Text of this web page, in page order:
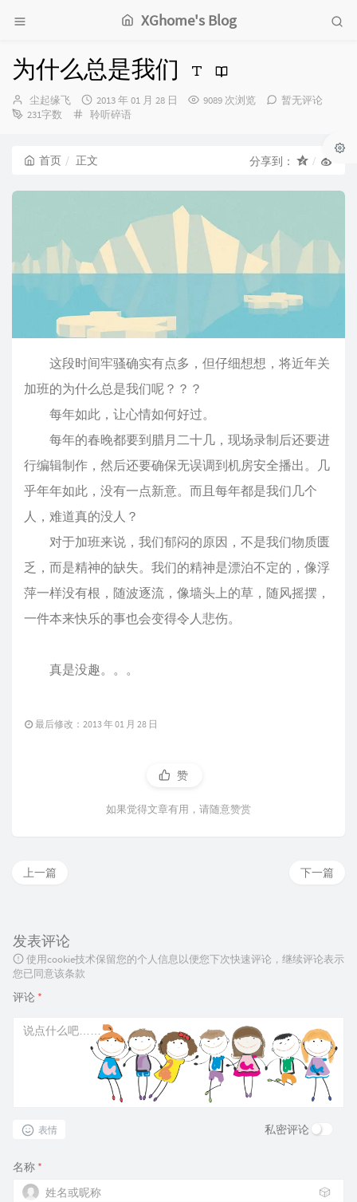
XGhome's Blog
为什么总是我们
博
主：
尘起缘飞
发
布
2013 年 01 月 28 日 9089 次浏览
暂无评论
231字数
分
聆听碎语
首页 正文 分享到：
这段时间牢骚确实有点多，但仔细想想，将近年关
加班的为什么总是我们呢？？？
每年如此，让心情如何好过。
每年的春晚都要到腊月二十几，现场录制后还要进
行编辑制作，然后还要确保无误调到机房安全播出。几
乎年年如此，没有一点新意。而且每年都是我们几个
人，难道真的没人？
对于加班来说，我们郁闷的原因，不是我们物质匮
乏，而是精神的缺失。我们的精神是漂泊不定的，像浮
萍一样没有根，随波逐流，像墙头上的草，随风摇摆，
一件本来快乐的事也会变得令人悲伤。
真是没趣。。。
最后修改：2013 年 01 月 28 日
赞
如果觉得文章有用，请随意赞赏
下一篇
上一篇
发表评论
使用cookie技术保留您的个人信息以便您下次快速评论，继续评论表示
您已同意该条款
评论 *
表情 私密评论
名称 *
🎲